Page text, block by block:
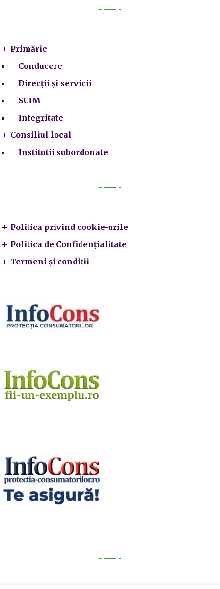
Primărie
Conducere
Direcții și servicii
SCIM
Integritate
Consiliul local
Institutii subordonate
Politica privind cookie-urile
Politica de Confidențialitate
Termeni și condiții